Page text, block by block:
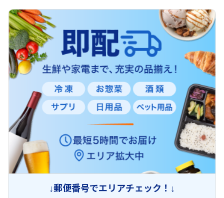
↓郵便番号でエリアチェック！↓